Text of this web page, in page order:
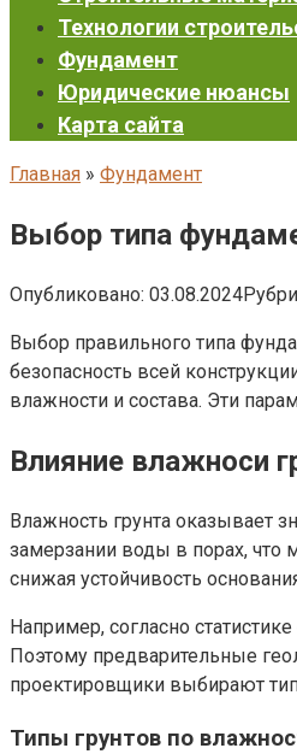
Технологии
Фундамент
Юридические нюансы
Карта сайта
Главная » Фундамент
Выбор типа
Опубликовано: 03.08.2024
Выбор правильного типа
безопасность всей
влажности и состава. Эти
Влияние влажноси
Влажность грунта оказывает
замерзании воды в порах, что
снижая устойчивость
Например, согласно
Поэтому предварительные
проектировщики выбирают
Типы грунтов по